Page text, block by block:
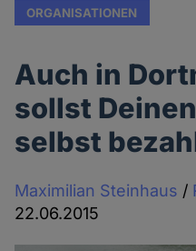
ORGANISATIONEN
Auch in
sollst
selbst
Maximilian Steinhaus /
22.06.2015